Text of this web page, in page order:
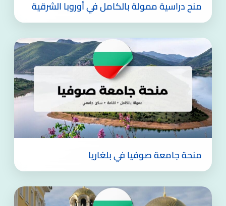
منح دراسية ممولة بالكامل في أوروبا الشرقية
منحة جامعة صوفيا في بلغاريا